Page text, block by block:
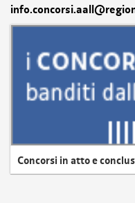
Concorsi in atto e